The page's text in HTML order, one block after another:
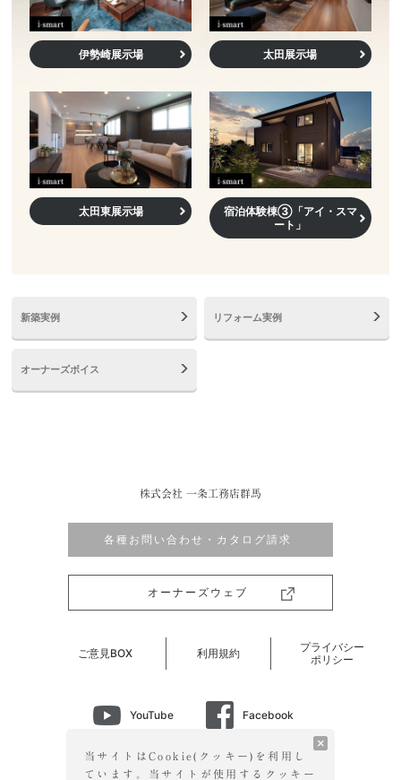
伊勢崎展示場 太田展示場
太田東展示場
宿泊体験棟③「アイ・スマ
ート」
新築実例 リフォーム実例
オーナーズボイス
株式会社 一条工務店群馬
各種お問い合わせ・カタログ請求
オーナーズウェブ
ご意見BOX 利用規約
プライバシー
ポリシー
YouTube Facebook
Instagram LINE
当サイトはCookie(クッキー)を利用し
ています。当サイトが使用する クッキー